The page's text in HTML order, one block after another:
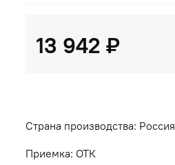
13 942 ₽
Страна производства: Россия
Приемка: ОТК